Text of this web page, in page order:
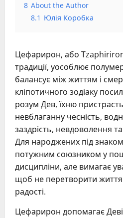
8 About the Author
8.1 Юлія Коробка
Цефарирон, або Tzaphiriron
традиції, уособлює
балансує між життям і
кліпотичного зодіаку
розум Дев, їхню
невблаганну чесність,
заздрість, невдоволення
Для народжених під
потужним союзником у
дисципліни, але вимагає
щоб не перетворити життя
радості.
Цефарирон допомагає